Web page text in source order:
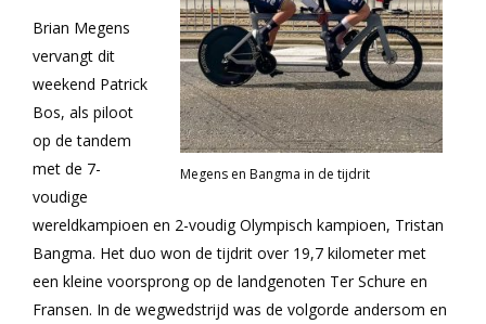
Megens en Bangma in de tijdrit
Brian Megens
vervangt dit
weekend Patrick
Bos, als piloot
op de tandem
met de 7-
voudige
wereldkampioen en 2-voudig Olympisch kampioen, Tristan
Bangma. Het duo won de tijdrit over 19,7 kilometer met
een kleine voorsprong op de landgenoten Ter Schure en
Fransen. In de wegwedstrijd was de volgorde andersom en